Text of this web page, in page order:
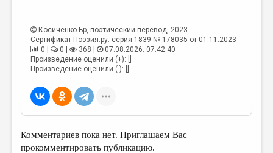
Косиченко Бр , поэтический перевод, 2023
Сертификат Поэзия.ру: серия 1839 № 178035 от 01.11.2023
0 |
0 | 368 |
07.08.2026. 07:42:40
Произведение оценили (+): []
Произведение оценили (-): []
Комментариев пока нет. Приглашаем Вас
прокомментировать публикацию.